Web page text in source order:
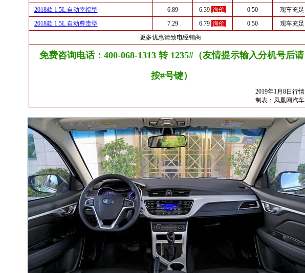
2018款 1.5L 自动幸福型
6.89 6.39 询价 0.50
现车充足
2018款 1.5L 自动尊贵型
7.29 6.79 询价 0.50
现车充足
更多优惠请致电经销商
免费咨询电话：400-068-1313 转 1235#（友情提示输入分机号后请
按#号键）
2019年1月8日行情
制表： 凤凰网汽车